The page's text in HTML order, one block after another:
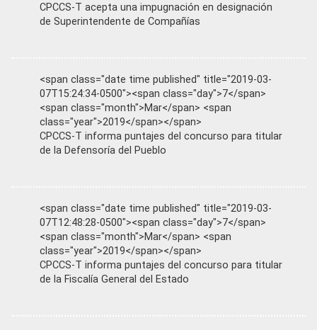
CPCCS-T acepta una impugnación en designación
de Superintendente de Compañías
<span class="date time published" title="2019-03-
07T15:24:34-0500"><span class="day">7</span>
<span class="month">Mar</span> <span
class="year">2019</span></span>
CPCCS-T informa puntajes del concurso para titular
de la Defensoría del Pueblo
<span class="date time published" title="2019-03-
07T12:48:28-0500"><span class="day">7</span>
<span class="month">Mar</span> <span
class="year">2019</span></span>
CPCCS-T informa puntajes del concurso para titular
de la Fiscalía General del Estado